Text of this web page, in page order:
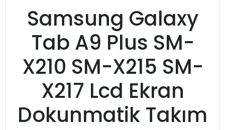
Samsung Galaxy
Tab A9 Plus SM-
X210 SM-X215 SM-
X217 Lcd Ekran
Dokunmatik Takım